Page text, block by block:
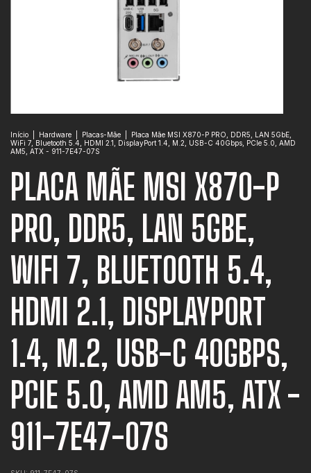
Início Hardware Placas-Mãe
Placa Mãe MSI X870-P PRO, DDR5, LAN 5GbE,
WiFi 7, Bluetooth 5.4, HDMI 2.1, DisplayPort 1.4, M.2, USB-C 40Gbps, PCIe 5.0, AMD
AM5, ATX - 911-7E47-07S
PLACA MÃE MSI X870-P
PRO, DDR5, LAN 5GBE,
WIFI 7, BLUETOOTH 5.4,
HDMI 2.1, DISPLAYPORT
1.4, M.2, USB-C 40GBPS,
PCIE 5.0, AMD AM5, ATX -
911-7E47-07S